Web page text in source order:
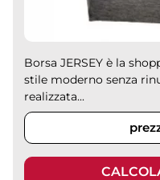
Borsa JERSEY è la
stile moderno senza
realizzata...